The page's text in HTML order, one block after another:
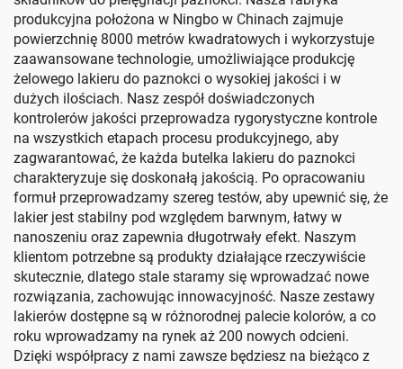
produkcyjna położona w Ningbo w Chinach zajmuje
powierzchnię 8000 metrów kwadratowych i wykorzystuje
zaawansowane technologie, umożliwiające produkcję
żelowego lakieru do paznokci o wysokiej jakości i w
dużych ilościach. Nasz zespół doświadczonych
kontrolerów jakości przeprowadza rygorystyczne kontrole
na wszystkich etapach procesu produkcyjnego, aby
zagwarantować, że każda butelka lakieru do paznokci
charakteryzuje się doskonałą jakością. Po opracowaniu
formuł przeprowadzamy szereg testów, aby upewnić się, że
lakier jest stabilny pod względem barwnym, łatwy w
nanoszeniu oraz zapewnia długotrwały efekt. Naszym
klientom potrzebne są produkty działające rzeczywiście
skutecznie, dlatego stale staramy się wprowadzać nowe
rozwiązania, zachowując innowacyjność. Nasze zestawy
lakierów dostępne są w różnorodnej palecie kolorów, a co
roku wprowadzamy na rynek aż 200 nowych odcieni.
Dzięki współpracy z nami zawsze będziesz na bieżąco z